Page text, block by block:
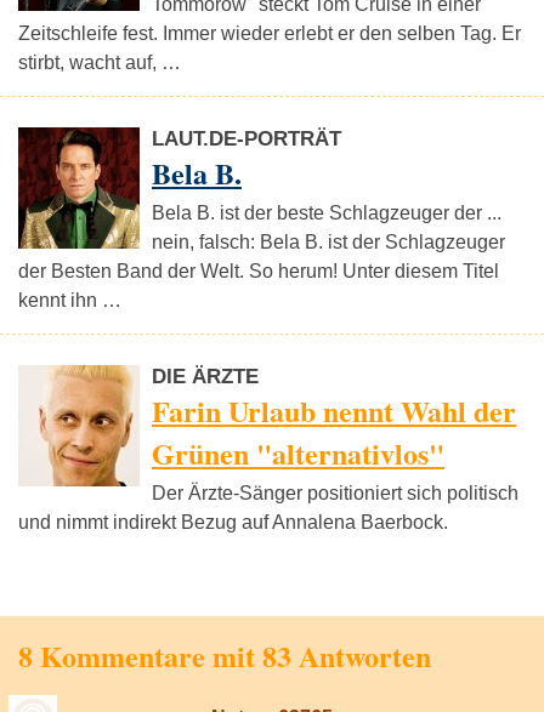
Tommorow" steckt Tom Cruise in einer
Zeitschleife fest. Immer wieder erlebt er den selben Tag. Er
stirbt, wacht auf, …
LAUT.DE-PORTRÄT
Bela B.
Bela B. ist der beste Schlagzeuger der ...
nein, falsch: Bela B. ist der Schlagzeuger
der Besten Band der Welt. So herum! Unter diesem Titel
kennt ihn …
DIE ÄRZTE
Farin Urlaub nennt Wahl der
Grünen "alternativlos"
Der Ärzte-Sänger positioniert sich politisch
und nimmt indirekt Bezug auf Annalena Baerbock.
8 Kommentare mit 83 Antworten